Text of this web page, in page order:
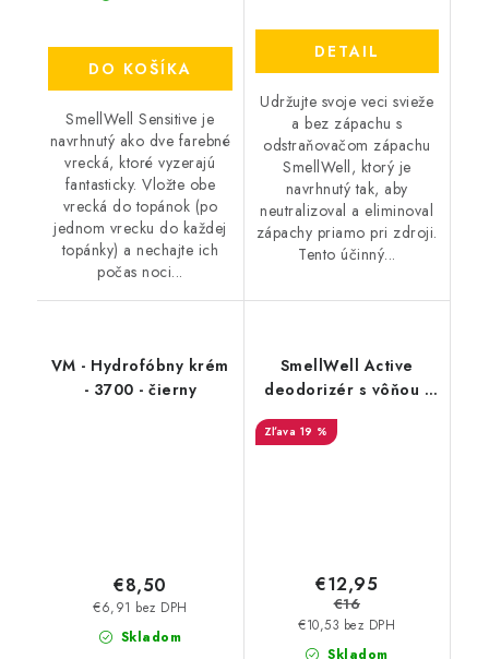
DO KOŠÍKA
SmellWell Sensitive je
navrhnutý ako dve farebné
vrecká, ktoré vyzerajú
fantasticky. Vložte obe
vrecká do topánok (po
jednom vrecku do každej
topánky) a nechajte ich
počas noci...
DETAIL
Udržujte svoje veci svieže
a bez zápachu s
odstraňovačom zápachu
SmellWell, ktorý je
navrhnutý tak, aby
neutralizoval a eliminoval
zápachy priamo pri zdroji.
Tento účinný...
VM - Hydrofóbny krém
- 3700 - čierny
Skladom
€6,91 bez DPH
€8,50
SmellWell Active
deodorizér s vôňou -
19 %
Skladom
€10,53 bez DPH
€12,95
€16